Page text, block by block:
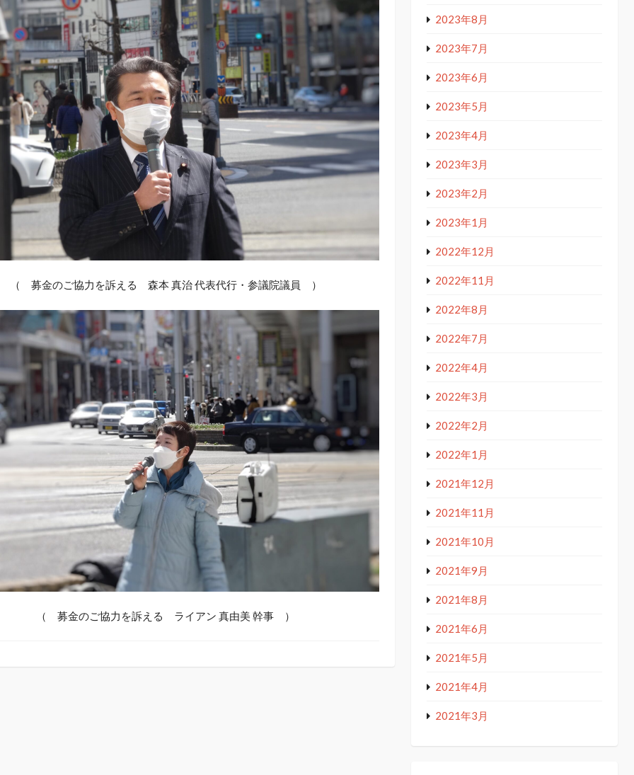
（ 募金のご協力を訴える 森本 真治 代表代行・参議院議員 ）
（ 募金のご協力を訴える ライアン 真由美 幹事 ）
2023年8月
2023年7月
2023年6月
2023年5月
2023年4月
2023年3月
2023年2月
2023年1月
2022年12月
2022年11月
2022年8月
2022年7月
2022年4月
2022年3月
2022年2月
2022年1月
2021年12月
2021年11月
2021年10月
2021年9月
2021年8月
2021年6月
2021年5月
2021年4月
2021年3月